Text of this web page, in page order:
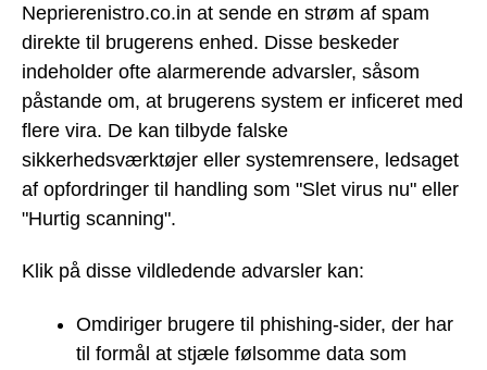
Neprierenistro.co.in at sende en strøm af spam
direkte til brugerens enhed. Disse beskeder
indeholder ofte alarmerende advarsler, såsom
påstande om, at brugerens system er inficeret med
flere vira. De kan tilbyde falske
sikkerhedsværktøjer eller systemrensere, ledsaget
af opfordringer til handling som "Slet virus nu" eller
"Hurtig scanning".
Klik på disse vildledende advarsler kan:
Omdiriger brugere til phishing-sider, der har
til formål at stjæle følsomme data som